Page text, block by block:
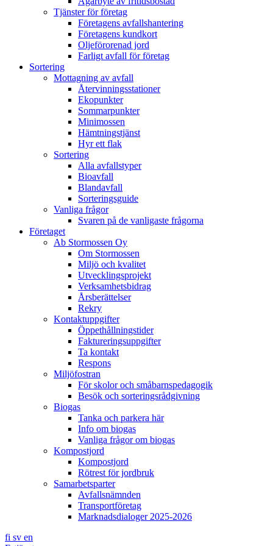
Tjänster för företag
Företagens avfallshantering
Företagens kundkort
Oljeförorenad jord
Farligt avfall för företag
Sortering
Mottagning av avfall
Återvinningsstationer
Ekopunkter
Sommarpunkter
Minimossen
Hämtningstjänst
Hyr ett flak
Sortering
Alla avfallstyper
Bioavfall
Blandavfall
Sorteringsguide
Vanliga frågor
Svaren på de vanligaste frågorna
Företaget
Ab Stormossen Oy
Om Stormossen
Miljö och kvalitet
Utvecklingsprojekt
Verksamhetsbidrag
Årsberättelser
Rekry
Kontaktuppgifter
Öppethållningstider
Faktureringsuppgifter
Ta kontakt
Respons
Miljöfostran
För skolor och småbarnspedagogik
Besök och sorteringsrådgivning
Biogas
Tanka och parkera här
Info om biogas
Vanliga frågor om biogas
Kompostjord
Kompostjord
Rötrest för jordbruk
Samarbetsparter
Avfallsnämnden
Transportföretag
Marknadsdialoger 2025-2026
fi sv en